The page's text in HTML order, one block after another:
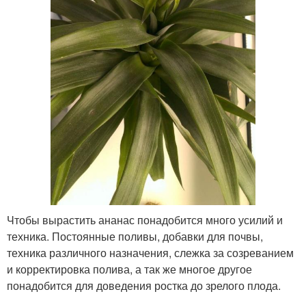
Чтобы вырастить ананас понадобится много усилий и
техника. Постоянные поливы, добавки для почвы,
техника различного назначения, слежка за созреванием
и корректировка полива, а так же многое другое
понадобится для доведения ростка до зрелого плода.